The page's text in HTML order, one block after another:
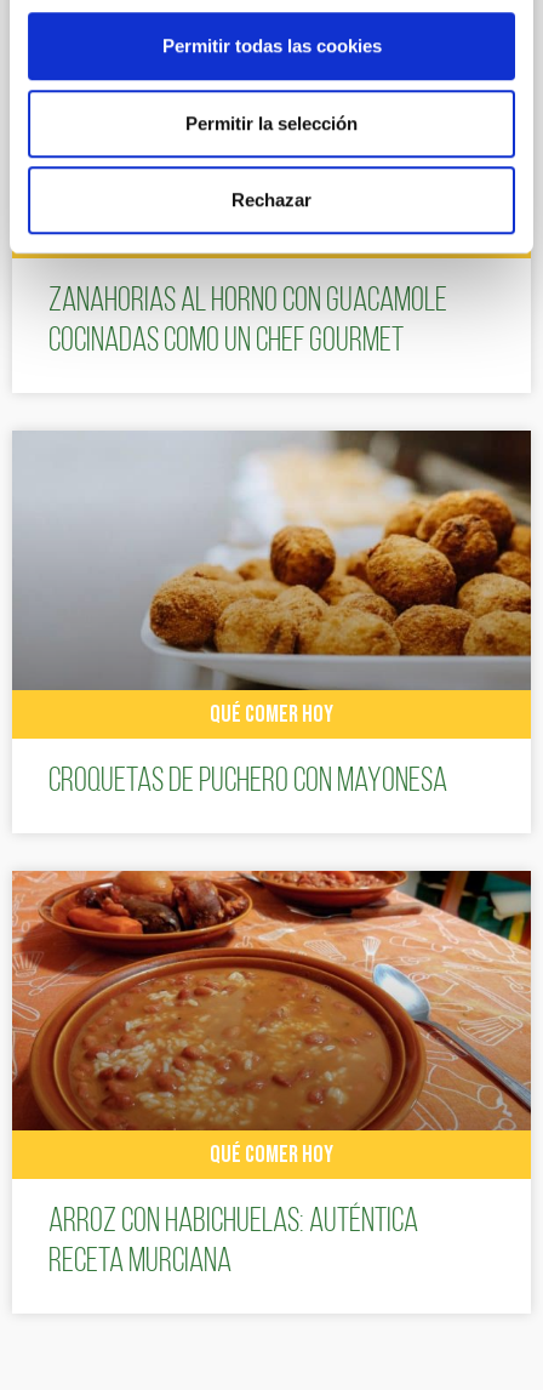
Permitir todas las cookies
Permitir la selección
Rechazar
RECETAS AL HORNO
Zanahorias al horno con guacamole
cocinadas como un chef gourmet
QUÉ COMER HOY
Croquetas de puchero con Mayonesa
QUÉ COMER HOY
Arroz con habichuelas: auténtica
receta murciana